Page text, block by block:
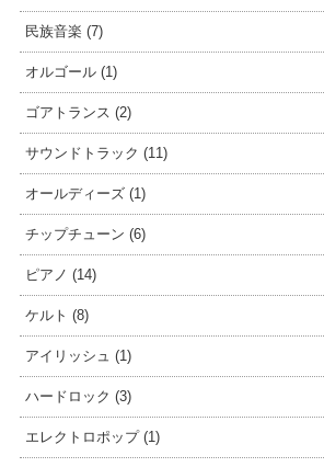
民族音楽 (7)
オルゴール (1)
ゴアトランス (2)
サウンドトラック (11)
オールディーズ (1)
チップチューン (6)
ピアノ (14)
ケルト (8)
アイリッシュ (1)
ハードロック (3)
エレクトロポップ (1)